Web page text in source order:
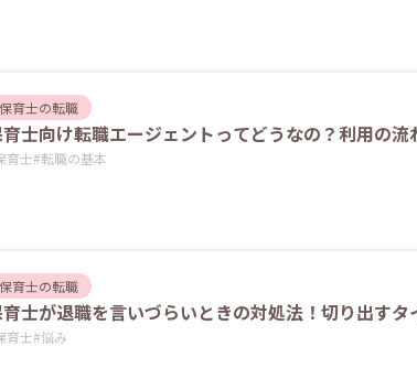
保育士の転職
士向け転職エージェントってどうなの？利用の
育士#転職の基本
保育士の転職
士が退職を言いづらいときの対処法！切り出す
育士#悩み